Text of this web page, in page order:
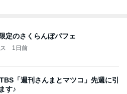
定のさくらんぼパフェ
1日前
「週刊さんまとマツコ」先週に引
す♪